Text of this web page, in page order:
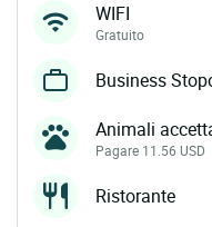
WIFI
Gratuito
Business
Animali
Pagare 11.56 USD
Ristorante